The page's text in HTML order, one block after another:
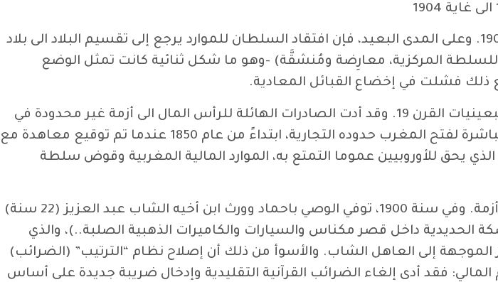
وثمة أسباب عديدة وراء المديونية المغربية التي كانت سببا وراء قرض سنة 1904. وعلى المدى البعيد، فإن افتقاد السلطان للموارد يرجع إلى تقسيم البلاد الى بلاد
المركزية، معارِضة ومُنشقَّة) -وهو ما شكل ثنائية كانت تمثل الوضع
وعلى المدى المتوسط، عانى المغرب من عجز تجاري أصبح بنيويا منذ نهاية سبعينيات القرن 19. وقد أدت الصادرات الهائلة للرأس المال الى أزمة غير محدودة في
العملة، أنتجت تدفق رؤوس أموال واردة بشكل مستمر. هذا العجز هو نتيجة مباشرة لفتح المغرب حدوده التجارية، ابتداءً من عام 1850 عندما تم توقيع معاهدة مع
يحق للأوروبيين عموما التمتع به، الموارد المالية المغربية وقوض سلطة
في هذا السياق من الضعف البنيوي، أدت الأحداث السياسية الأخيرة إلى نشوء أزمة. وفي سنة 1900، توفي الوصي باحماد وورث ابن أخيه الشاب عبد العزيز (22 سنة)
الحديدية داخل قصر مكناس والسيارات والكاميرات الذهبية الصلبة..)، والذي
الموجهة إلى العاهل الشاب. والأسوأ من ذلك أن إصلاح نظام “الترتيب” (الضرائب)
فقد أدى إلغاء الضرائب القرآنية التقليدية وإدخال ضريبة جديدة على أساس